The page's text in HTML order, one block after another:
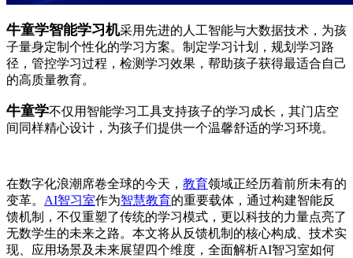
牛童学智能学习机采用先进的人工智能与大数据技术，为孩
子量身定制个性化的学习方案。制定学习计划，规划学习路
径，管控学习过程，检测学习效果，帮助孩子获得最适合自己
的高质量教育。
牛童学不仅用智能学习工具支持孩子的学习成长，其门店空
间同样精心设计，为孩子们提供一个温馨舒适的学习环境。
在数字化浪潮席卷全球的今天， 教育领域正经历着前所未有的
变革。 AI智习室作为智慧教育的重要载体，通过构建智能反
馈机制，不仅重塑了传统的学习模式，更以科技的力量点亮了
无数学生的未来之路。本文将从反馈机制的核心构成、技术实
现、应用场景及未来展望四个维度，全面解析AI智习室如何